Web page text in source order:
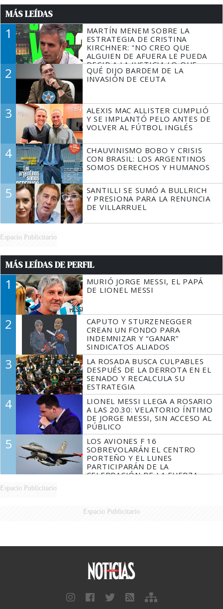
MÁS LEÍDAS
1
MARTÍN MENEM SOBRE LA
ESTRATEGIA DE CRISTINA
KIRCHNER: "NO CREO QUE
ALGUIEN DE AFUERA LE PUEDA
DECIR A LA JUSTICIA LO QUE
TIENE QUE HACER"
2
QUÉ DIJO BARDEM DE LA
INVASIÓN DE CEUTA
3
ALEXIS MAC ALLISTER CUMPLIÓ
Y SE IMPLANTÓ PELO ANTES DE
VOLVER AL FÚTBOL INGLÉS
4
CHAUVINISMO BOBO Y CRISIS
CON BRASIL: LOS ARGENTINOS
SOMOS DERECHOS Y HUMANOS
5
SANTILLI SE SUMÓ A BULLRICH
Y PRESIONA PARA LA RENUNCIA
DE VILLARRUEL
Espacio Publicitario
MÁS LEÍDAS DE PERFIL
1
MURIÓ JORGE MESSI, EL PAPÁ
DE LIONEL MESSI
2
CAPUTO Y STURZENEGGER
CREAN UN FONDO PARA
INDEMNIZAR Y “GANAR”
SINDICATOS ALIADOS
3
LA ROSADA BUSCA CULPABLES
DESPUÉS DE LA DERROTA EN EL
SENADO Y RECALCULA SU
ESTRATEGIA
4
LIONEL MESSI LLEGA A ROSARIO
A LAS 20.30: VELATORIO ÍNTIMO
DE JORGE MESSI, SIN ACCESO AL
PÚBLICO
5
LOS AVIONES F 16
SOBREVOLARÁN EL CENTRO
PORTEÑO Y EL LUNES
PARTICIPARÁN DE LA
CELEBRACIÓN DE LA FUERZA
Espacio Publicitario
Espacio Publicitario